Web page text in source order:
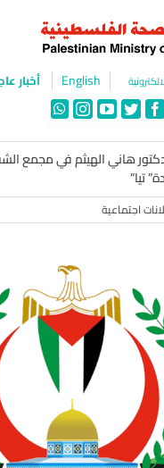
English أخبار
Facebook
Twitter
YouTube
Instagram
WhatsApp
هاني الهيثم في مجمع
تيا”
اجتماعية